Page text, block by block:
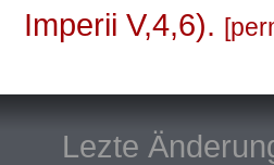
Imperii V,4,6).
Lezte